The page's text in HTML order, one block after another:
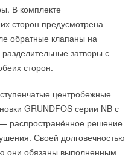
В комплекте
сторон предусмотрена
обратные клапаны на
затворы с
сторон.
центробежные
GRUNDFOS серии NB с
распространённое решение
Своей долговечностью
они обязаны выполненным